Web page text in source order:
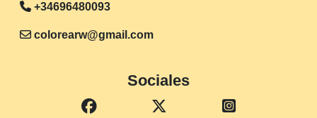
+34696480093
colorearw@gmail.com
Sociales